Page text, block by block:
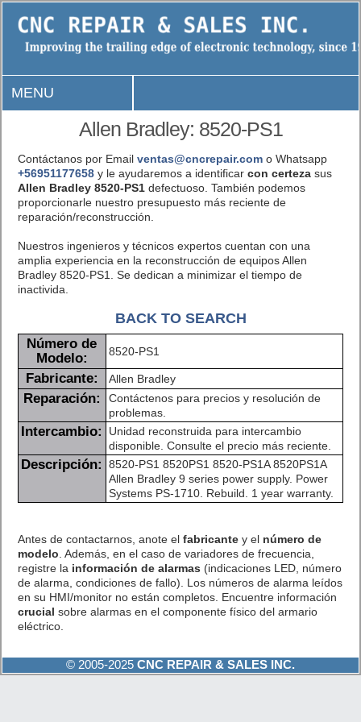
MENU
Allen Bradley: 8520-PS1
Contáctanos por Email ventas@cncrepair.como Whatsapp
+56951177658y le ayudaremos a identificar con certezasus
Allen Bradley 8520-PS1defectuoso. También podemos
proporcionarle nuestro presupuesto más reciente de
reparación/reconstrucción.
Nuestros ingenieros y técnicos expertos cuentan con una
amplia experiencia en la reconstrucción de equipos Allen
Bradley 8520-PS1. Se dedican a minimizar el tiempo de
inactivida.
BACK TO SEARCH
Número de
Modelo:
8520-PS1
Fabricante: Allen Bradley
Reparación:
Contáctenos para precios y resolución de
problemas.
Intercambio:
Unidad reconstruida para intercambio
disponible. Consulte el precio más reciente.
Descripción:
8520-PS1 8520PS1 8520-PS1A 8520PS1A
Allen Bradley 9 series power supply. Power
Systems PS-1710. Rebuild. 1 year warranty.
Antes de contactarnos, anote el fabricantey el número de
modelo . Además, en el caso de variadores de frecuencia,
registre la información de alarmas (indicaciones LED, número
de alarma, condiciones de fallo). Los números de alarma leídos
en su HMI/monitor no están completos. Encuentre información
crucial sobre alarmas en el componente físico del armario
eléctrico.
© 2005-2025 CNC REPAIR & SALES INC.